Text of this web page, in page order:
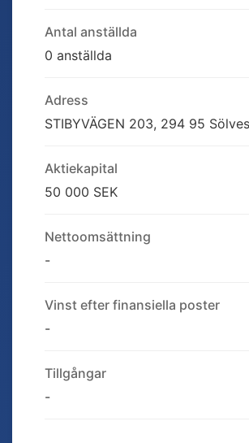
Antal anställda
0 anställda
Adress
STIBYVÄGEN 203, 294 95
Aktiekapital
50 000 SEK
Nettoomsättning
-
Vinst efter finansiella poster
-
Tillgångar
-